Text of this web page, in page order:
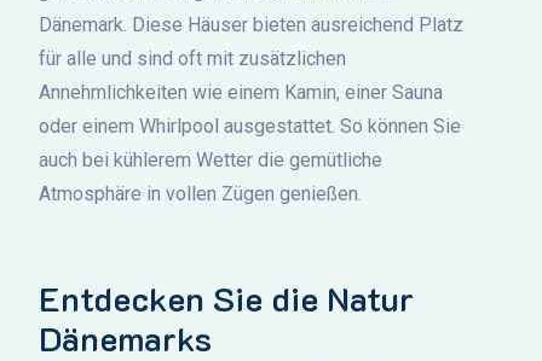
Dänemark. Diese Häuser bieten ausreichend Platz
für alle und sind oft mit zusätzlichen
Annehmlichkeiten wie einem Kamin, einer Sauna
oder einem Whirlpool ausgestattet. So können Sie
auch bei kühlerem Wetter die gemütliche
Atmosphäre in vollen Zügen genießen.
Entdecken Sie die Natur
Dänemarks